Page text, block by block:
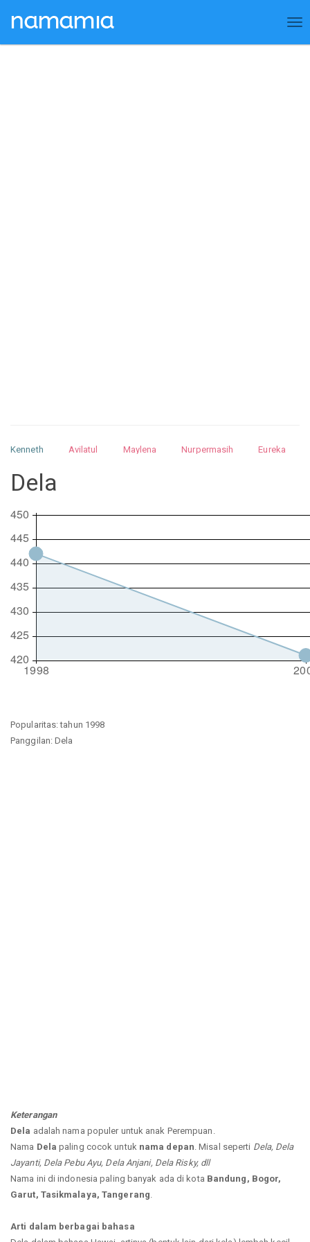
Kenneth Avilatul Maylena Nurpermasih
Eureka
Nurhilman
Dela
Popularitas: tahun 1998
Panggilan: Dela
Keterangan
Dela adalah nama populer untuk anak Perempuan.
Nama Dela paling cocok untuk nama depan . Misal seperti Dela, Dela
Jayanti, Dela Pebu Ayu, Dela Anjani, Dela Risky, dll
Nama ini di indonesia paling banyak ada di kota Bandung, Bogor,
Garut, Tasikmalaya, Tangerang
Arti dalam berbagai bahasa